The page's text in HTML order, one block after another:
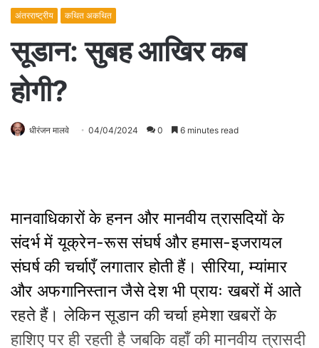
अंतरराष्ट्रीय कथित अकथित
सूडान: सुबह आखिर कब
होगी?
धीरंजन मालवे 04/04/2024 0 6 minutes read
मानवाधिकारों के हनन और मानवीय त्रासदियों के
संदर्भ में यूक्रेन-रूस संघर्ष और हमास-इजरायल
संघर्ष की चर्चाएँ लगातार होती हैं। सीरिया, म्यांमार
और अफगानिस्तान जैसे देश भी प्रायः खबरों में आते
रहते हैं। लेकिन सूडान की चर्चा हमेशा खबरों के
हाशिए पर ही रहती है जबकि वहाँ की मानवीय त्रासदी